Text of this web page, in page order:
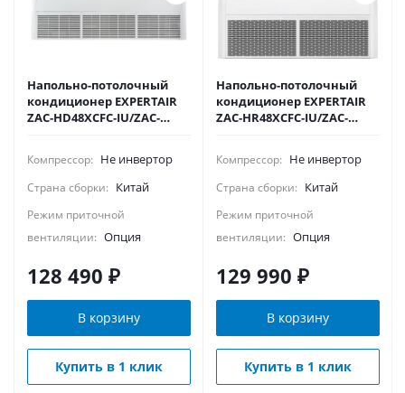
Напольно-потолочный
кондиционер EXPERTAIR
ZAC-HD48XCFC-IU/ZAC-
Компрессор: Не инвертор
Страна сборки: Китай
Режим приточной
вентиляции: Опция
128 490 ₽
В корзину
Купить в 1 клик
Напольно-потолочный
кондиционер EXPERTAIR
ZAC-HR48XCFC-IU/ZAC-
Компрессор: Не инвертор
Страна сборки: Китай
Режим приточной
вентиляции: Опция
129 990 ₽
В корзину
Купить в 1 клик